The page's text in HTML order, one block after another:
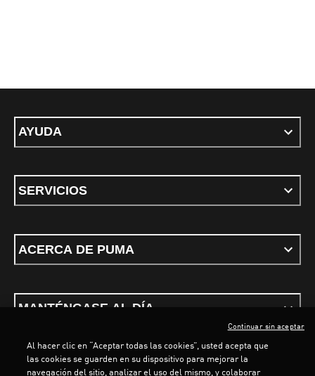
AYUDA
SERVICIOS
ACERCA DE PUMA
MANTÉNGASE AL DÍA
Al hacer clic en “Aceptar todas las cookies”, usted acepta que
las cookies se guarden en su dispositivo para mejorar la
navegación del sitio, analizar el uso del mismo, y colaborar
Continuar sin aceptar